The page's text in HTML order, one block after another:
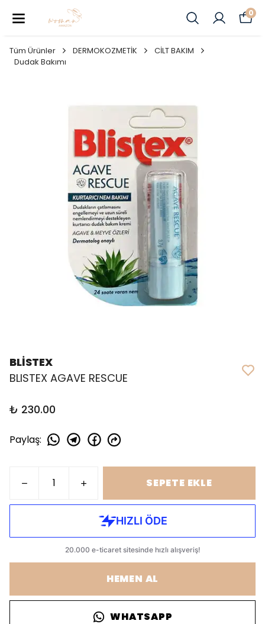
0
Tüm Ürünler DERMOKOZMETİK
CİLT BAKIM
Dudak Bakımı
BLİSTEX
BLISTEX AGAVE RESCUE
₺ 230.00
Paylaş:
SEPETE EKLE
HEMEN AL
WHATSAPP